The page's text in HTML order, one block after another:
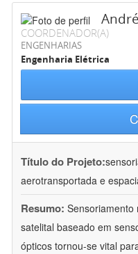
COORDENADOR(A)
ENGENHARIAS
Engenharia Elétrica
Título do Projeto:
aerotransportada e
Resumo: Sensoriamento
satelital baseado em
ópticos tornou-se vital